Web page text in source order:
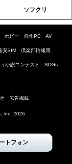
ソフクリ
ホビー 自作PC AV
安SIM 倶楽部情報局
小説コンテスト SDGs
広告掲載
Inc. 2026
トフォン